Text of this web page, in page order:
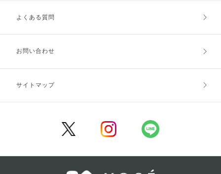
ご利用ガイドトップ
お支払方法
キャンセル・返品・交換
よくある質問
お問い合わせ
サイトマップ